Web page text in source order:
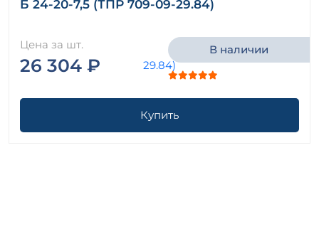
Б 24-20-7,5 (ТПР 709-09-29.84)
Цена за шт.
26 304 ₽
В наличии
Купить